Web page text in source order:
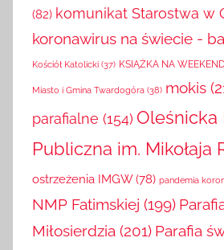
(82) komunikat Starostwa w
koronawirus na świecie -
Kościół Katolicki (37) KSIĄŻKA NA WEEKEND
Miasto i Gmina Twardogóra (38) mokis
parafialne (154) Oleśnicka
Publiczna im. Mikołaja
ostrzeżenia IMGW (78) pandemia
NMP Fatimskiej (199)
Miłosierdzia (201) Parafia